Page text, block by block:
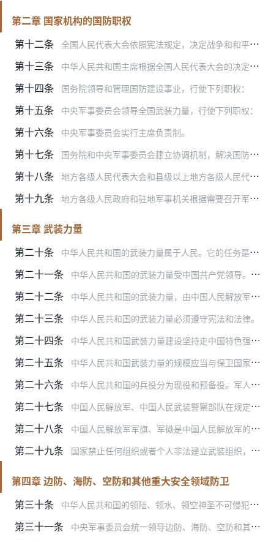
第二章 国家机构的国防职权
第十二条
全国人民代表大会依照宪法规定，决定战争和和平的问题，并行使宪法规定的国防方面的其他职权。
第十三条 中华人民共和国主席根据全国人民代表大会的决定和全国人民代表大会常务委员会的决定，宣布战争状态，发布动员令，并行使宪法规定的国防方面的其他职权。
第十四条 国务院领导和管理国防建设事业，行使下列职权：
第十五条 中央军事委员会领导全国武装力量，行使下列职权：
第十六条 中央军事委员会实行主席负责制。
第十七条 国务院和中央军事委员会建立协调机制，解决国防事务的重大问题。
第十八条 地方各级人民代表大会和县级以上地方各级人民代表大会常务委员会在本行政区域内，保证有关国防事务的法律、法规的遵守和执行。
第十九条 地方各级人民政府和驻地军事机关根据需要召开军地联席会议，协调解决本行政区域内有关国防事务的问题。
第三章 武装力量
第二十条
中华人民共和国的武装力量属于人民。它的任务是巩固国防，抵抗侵略，保卫祖国，保卫人民的和平劳动，参加国家建设事业，全心全意为人民服务。
第二十一条 中华人民共和国的武装力量受中国共产党领导。武装力量中的中国共产党组织依照中国共产党章程进行活动。
第二十二条 中华人民共和国的武装力量，由中国人民解放军、中国人民武装警察部队、民兵组成。
第二十三条 中华人民共和国的武装力量必须遵守宪法和法律。
第二十四条 中华人民共和国武装力量建设坚持走中国特色强军之路，坚持政治建军、改革强军、科技强军、人才强军、依法治军，加强军事训练，开展政治工作，提高保障水平，全面推进军事理…
第二十五条 中华人民共和国武装力量的规模应当与保卫国家主权、安全、发展利益的需要相适应。
第二十六条 中华人民共和国的兵役分为现役和预备役。军人和预备役人员的服役制度由法律规定。
第二十七条 中国人民解放军、中国人民武装警察部队在规定岗位实行文职人员制度。
第二十八条 中国人民解放军军旗、军徽是中国人民解放军的象征和标志。中国人民武装警察部队旗、徽是中国人民武装警察部队的象征和标志。
第二十九条 国家禁止任何组织或者个人非法建立武装组织，禁止非法武装活动，禁止冒充军人或者武装力量组织。
第四章 边防、海防、空防和其他重大安全领域防卫
第三十条
中华人民共和国的领陆、领水、领空神圣不可侵犯。国家建设强大稳固的现代边防、海防和空防，采取有效的防卫和管理措施，保卫领陆、领水、领空的安全，维护国家海洋权益。
第三十一条 中央军事委员会统一领导边防、海防、空防和其他重大安全领域的防卫工作。